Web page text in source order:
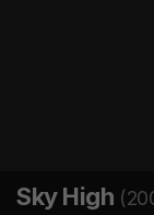
Sky High